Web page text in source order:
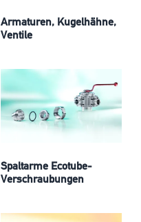
Armaturen, Kugelhähne,
Ventile
Spaltarme Ecotube-
Verschraubungen